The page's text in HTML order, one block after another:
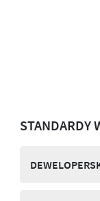
STANDARDY